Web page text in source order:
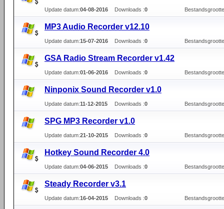
Update datum:04-08-2016 Downloads :0
MP3 Audio Recorder v12.10
Update datum:15-07-2016 Downloads :0
GSA Radio Stream Recorder v1.42
Update datum:01-06-2016 Downloads :0
Ninponix Sound Recorder v1.0
Update datum:11-12-2015 Downloads :0
SPG MP3 Recorder v1.0
Update datum:21-10-2015 Downloads :0
Hotkey Sound Recorder 4.0
Update datum:04-06-2015 Downloads :0
Steady Recorder v3.1
Update datum:16-04-2015 Downloads :0